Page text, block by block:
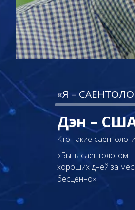
«Я –
Дэн –
Кто такие
«Быть саентологом
хороших дней за
бесценно».